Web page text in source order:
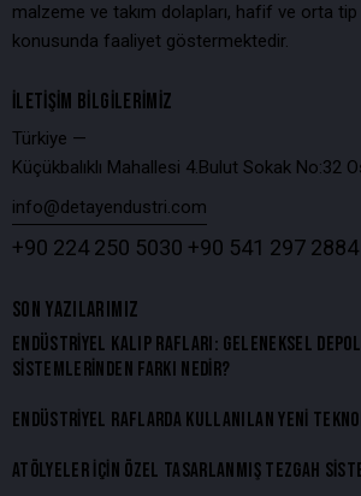
malzeme ve takım dolapları, hafif ve orta
konusunda faaliyet göstermektedir.
İLETIŞIM BILGILERIMIZ
Türkiye —
Küçükbalıklı Mahallesi 4.Bulut Sokak No:32
info@detayendustri.com
+90 224 250 5030 +90 541 297 2884
SON YAZILARIMIZ
ENDÜSTRIYEL KALIP RAFLARI: GELENEKSEL
SISTEMLERINDEN FARKI NEDIR?
ENDÜSTRIYEL RAFLARDA KULLANILAN YENI
ATÖLYELER İÇIN ÖZEL TASARLANMIŞ TEZGAH